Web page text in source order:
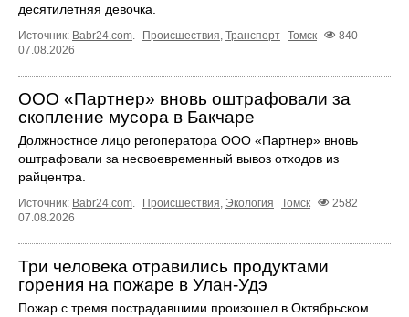
десятилетняя девочка.
Источник: Babr24.com Происшествия Транспорт Томск
840
07.08.2026
ООО «Партнер» вновь оштрафовали за
скопление мусора в Бакчаре
Должностное лицо регоператора ООО «Партнер» вновь
оштрафовали за несвоевременный вывоз отходов из
райцентра.
Источник: Babr24.com. Происшествия, Экология Томск
2582
07.08.2026
Три человека отравились продуктами
горения на пожаре в Улан-Удэ
Пожар с тремя пострадавшими произошел в Октябрьском